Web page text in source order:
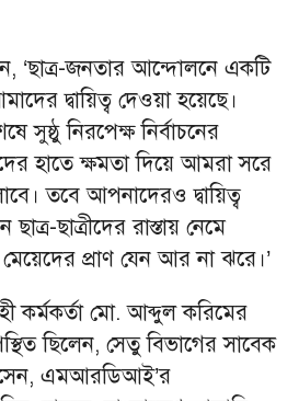
‘ছাত্র-জনতার আন্দোলনে একটি
দ্বায়িত্ব দেওয়া হয়েছে।
সুষ্ঠু নিরপেক্ষ নির্বাচনের
হাতে ক্ষমতা দিয়ে আমরা সরে
তবে আপনাদেরও দ্বায়িত্ব
ছাত্রীদের রাস্তায় নেমে
প্রাণ যেন আর না ঝরে।’
কর্মকর্তা মো. আব্দুল করিমের
ছিলেন, সেতু বিভাগের সাবেক
এমআরডিআই’র